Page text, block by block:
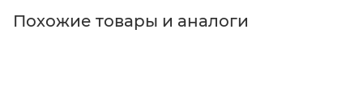
Похожие товары и аналоги